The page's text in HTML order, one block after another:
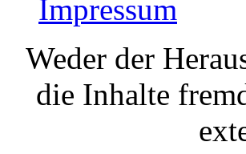
Impressum
Weder der
die Inhalte